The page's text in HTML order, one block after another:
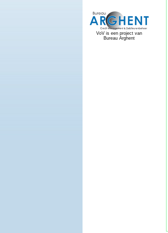
VoV is een project van
Bureau Arghent